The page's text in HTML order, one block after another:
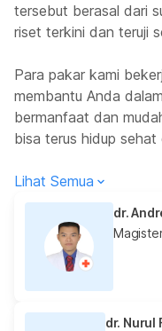
tersebut berasal dari
riset terkini dan teruji
Para pakar kami
membantu Anda
bermanfaat dan
bisa terus hidup sehat
Lihat Semua
dr.
dr. Nurul